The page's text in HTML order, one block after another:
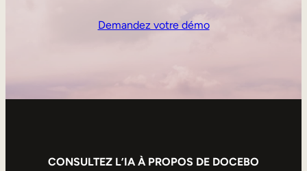
Demandez votre démo
CONSULTEZ L’IA À PROPOS DE DOCEBO